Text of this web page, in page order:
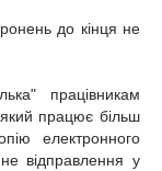
до кінця не
працівникам
працює більш
електронного
відправлення у